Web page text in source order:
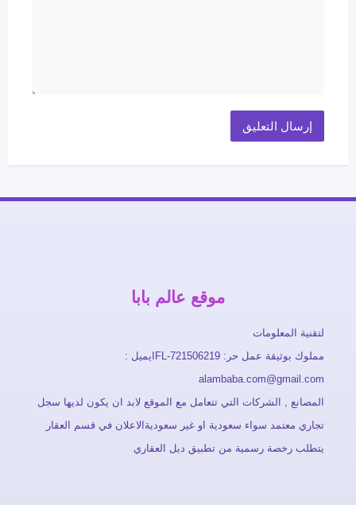
موقع عالم بابا
لتقنية المعلومات
مملوك بوثيقة عمل حر: FL-721506219ايميل :
alambaba.com@gmail.com
المصانع , الشركات التي تتعامل مع الموقع لابد ان يكون لديها سجل
تجاري معتمد سواء سعودية او غير سعوديةالاعلان في قسم العقار
يتطلب رخصة رسمية من تطبيق ديل العقاري